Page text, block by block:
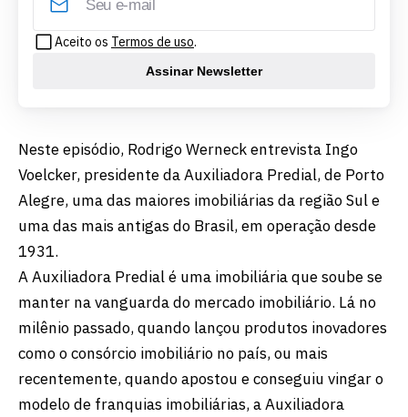
Aceito os Termos de uso.
Assinar Newsletter
Neste episódio, Rodrigo Werneck entrevista Ingo
Voelcker, presidente da Auxiliadora Predial, de Porto
Alegre, uma das maiores imobiliárias da região Sul e
uma das mais antigas do Brasil, em operação desde
1931.
A Auxiliadora Predial é uma imobiliária que soube se
manter na vanguarda do mercado imobiliário. Lá no
milênio passado, quando lançou produtos inovadores
como o consórcio imobiliário no país, ou mais
recentemente, quando apostou e conseguiu vingar o
modelo de franquias imobiliárias, a Auxiliadora